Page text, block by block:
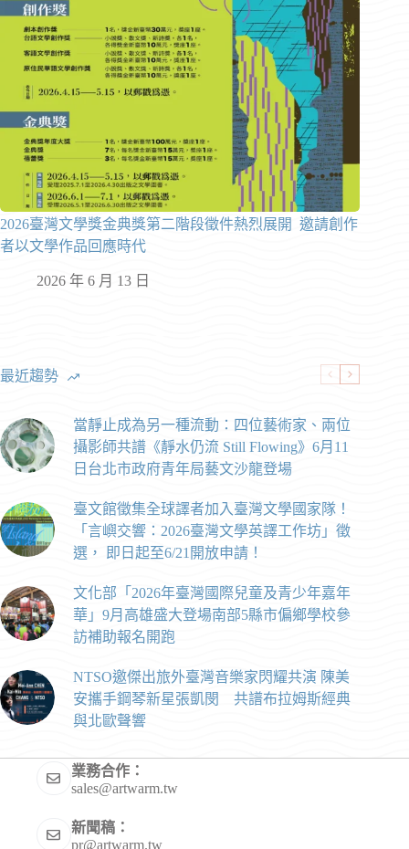
2026臺灣文學獎金典獎第二階段徵件熱烈展開 邀請創作
者以文學作品回應時代
2026 年 6 月 13 日
最近趨勢
當靜止成為另一種流動：四位藝術家、兩位
攝影師共譜《靜水仍流 Still Flowing》6月11
日台北市政府青年局藝文沙龍登場
臺文館徵集全球譯者加入臺灣文學國家隊！
「言嶼交響：2026臺灣文學英譯工作坊」徵
選， 即日起至6/21開放申請！
文化部「2026年臺灣國際兒童及青少年嘉年
華」9月高雄盛大登場南部5縣市偏鄉學校參
訪補助報名開跑
NTSO邀傑出旅外臺灣音樂家閃耀共演 陳美
安攜手鋼琴新星張凱閔 共譜布拉姆斯經典
與北歐聲響
業務合作：
sales@artwarm.tw
新聞稿：
pr@artwarm.tw